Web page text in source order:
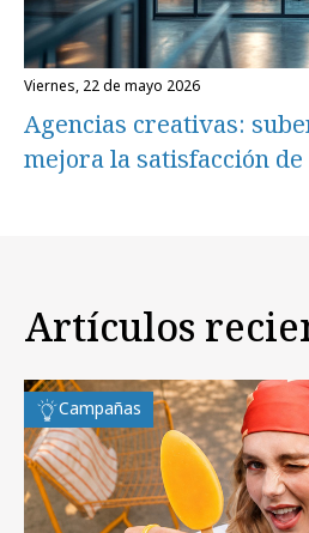
viernes, 22 de mayo 2026
Agencias creativas:
mejora la satisfacción de
Artículos
Campañas